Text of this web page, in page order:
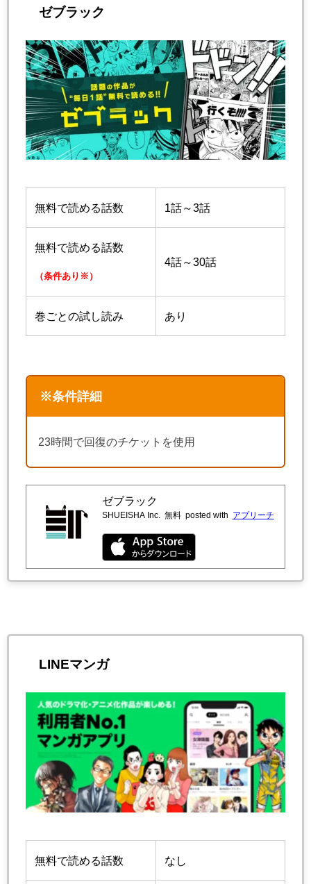
ゼブラック
無料で読める話数 1話～3話
無料で読める話数
（条件あり※）
4話～30話
巻ごとの試し読み あり
※条件詳細
23時間で回復のチケットを使用
ゼブラック
SHUEISHA Inc. 無料 posted with アプリーチ
LINEマンガ
無料で読める話数 なし